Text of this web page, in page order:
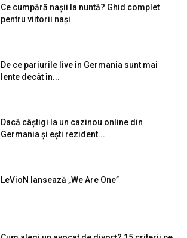
Ce cumpără nașii la nuntă? Ghid complet
pentru viitorii nași
De ce pariurile live în Germania sunt mai
lente decât în...
Dacă câștigi la un cazinou online din
Germania și ești rezident...
LeVioN lansează „We Are One”